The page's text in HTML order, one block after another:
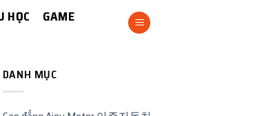
HỌC
GAME
DANH MỤC